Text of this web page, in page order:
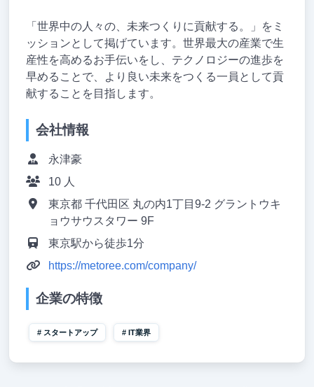
「世界中の人々の、未来つくりに貢献する。」をミ
ッションとして掲げています。世界最大の産業で生
産性を高めるお手伝いをし、テクノロジーの進歩を
早めることで、より良い未来をつくる一員として貢
献することを目指します。
会社情報
永津豪
10 人
東京都 千代田区 丸の内1丁目9-2 グラントウキ
ョウサウスタワー 9F
東京駅から徒歩1分
https://metoree.com/company/
企業の特徴
スタートアップ IT業界